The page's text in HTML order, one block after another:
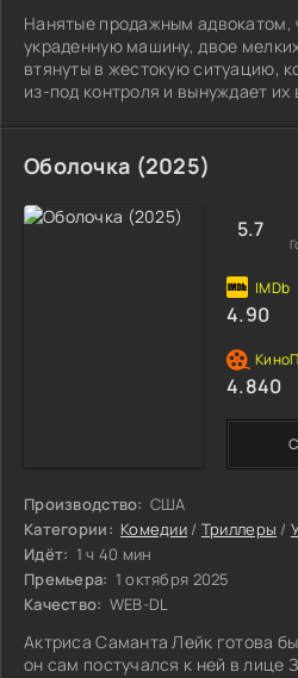
Нанятые продажным адвокатом,
украденную машину, двое
втянуты в жестокую ситуацию,
из-под контроля и вынуждает их
авторазборки.
Оболочка (2025)
Производство: США
Категории: Комедии / Триллеры /
Идёт: 1 ч 40 мин
Премьера: 1 октября 2025
Качество: WEB-DL
Актриса Саманта Лейк готова
он сам постучался к ней в лице
5.7
4.90
4.840